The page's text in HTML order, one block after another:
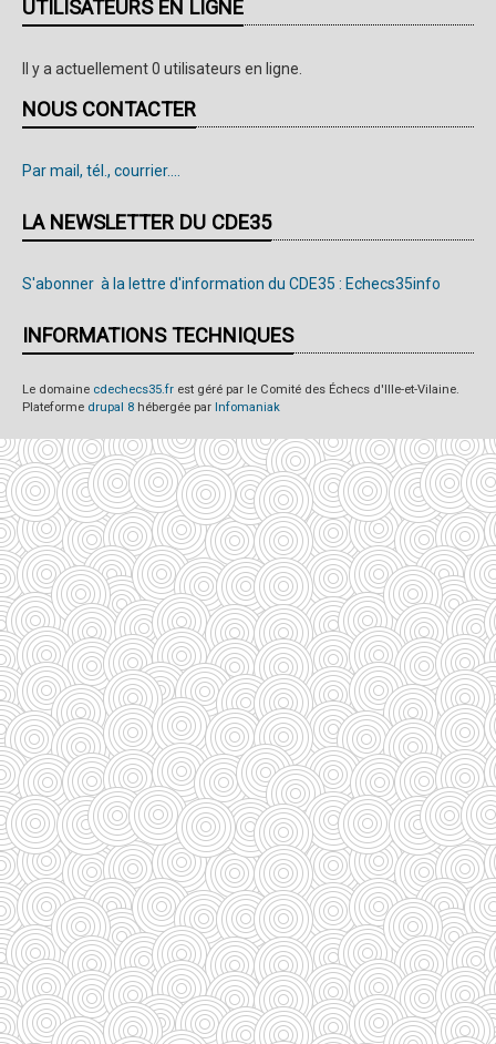
UTILISATEURS EN LIGNE
Il y a actuellement 0 utilisateurs en ligne.
NOUS CONTACTER
Par mail, tél., courrier....
LA NEWSLETTER DU CDE35
S'abonner à la lettre d'information du CDE35 : Echecs35info
INFORMATIONS TECHNIQUES
Le domaine cdechecs35.fr est géré par le Comité des Échecs d'Ille-et-Vilaine.
Plateforme drupal 8 hébergée par Infomaniak